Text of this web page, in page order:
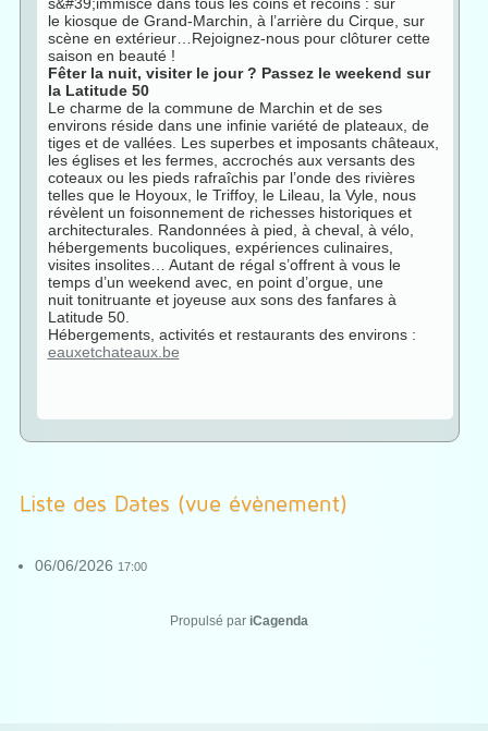
le kiosque de Grand-Marchin, à l’arrière du Cirque, sur
scène en extérieur…Rejoignez-nous pour clôturer cette
saison en beauté !
Fêter la nuit, visiter le jour ? Passez le weekend sur
la Latitude 50
Le charme de la commune de Marchin et de ses
environs réside dans une infinie variété de plateaux, de
tiges et de vallées. Les superbes et imposants châteaux,
les églises et les fermes, accrochés aux versants des
coteaux ou les pieds rafraîchis par l’onde des rivières
telles que le Hoyoux, le Triffoy, le Lileau, la Vyle, nous
révèlent un foisonnement de richesses historiques et
architecturales. Randonnées à pied, à cheval, à vélo,
hébergements bucoliques, expériences culinaires,
visites insolites… Autant de régal s’offrent à vous le
temps d’un weekend avec, en point d’orgue, une
nuit tonitruante et joyeuse aux sons des fanfares à
Latitude 50.
Hébergements, activités et restaurants des environs :
eauxetchateaux.be
Liste des Dates (vue évènement)
06/06/2026 17:00
Propulsé par iCagenda